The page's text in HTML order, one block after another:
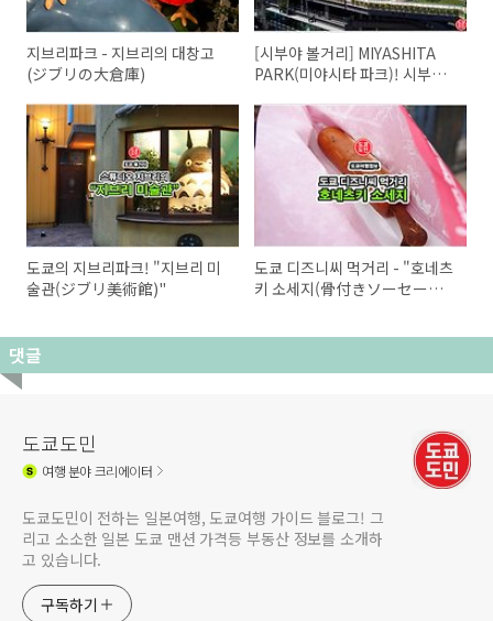
지브리파크 - 지브리의 대창고
(ジブリの大倉庫)
[시부야 볼거리] MIYASHITA
PARK(미야시타 파크)! 시부야
도쿄의 지브리파크! "지브리 미
술관(ジブリ美術館)"
도쿄 디즈니씨 먹거리 - "호네츠
키 소세지(骨付きソーセー
댓글
도쿄도민
여행분야 크리에이터
도쿄도민이 전하는 일본여행, 도쿄여행 가이드 블로그! 그
리고 소소한 일본 도쿄 맨션 가격등 부동산 정보를 소개하
고 있습니다.
구독하기